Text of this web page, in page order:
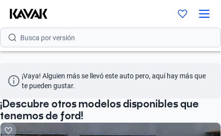
Busca por modelo
Busca por versión
Busca por marca
Busca por modelo
Busca por versión
¡Vaya! Alguien más se llevó este auto pero, aquí hay más que
te pueden gustar.
¡Descubre otros modelos disponibles que
tenemos de ford!